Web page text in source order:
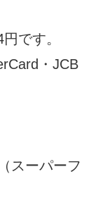
です。
・JCB
スーパーフ